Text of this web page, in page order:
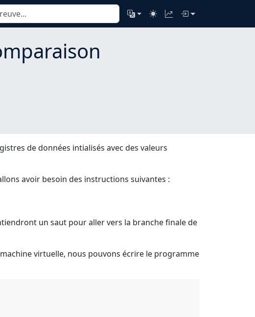
de données intialisés avec des valeurs
avoir besoin des instructions suivantes :
un saut pour aller vers la branche finale de
virtuelle, nous pouvons écrire le programme